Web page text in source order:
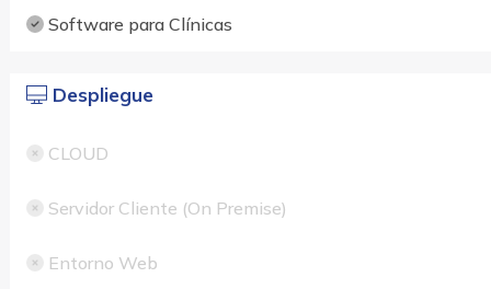
Software para Clínicas
Despliegue
CLOUD
Servidor Cliente (On Premise)
Entorno Web